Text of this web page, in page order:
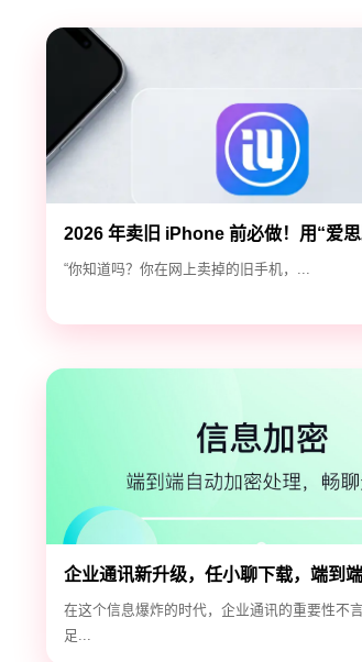
2026 年卖旧 iPhone 前必做！用“爱
除隐私，防止数据泄露
“你知道吗？你在网上卖掉的旧手机，...
企业通讯新升级，任小聊下载，端到
高效！
在这个信息爆炸的时代，企业通讯的重要性不
足...